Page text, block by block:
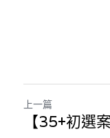
上一篇
【35+初選案